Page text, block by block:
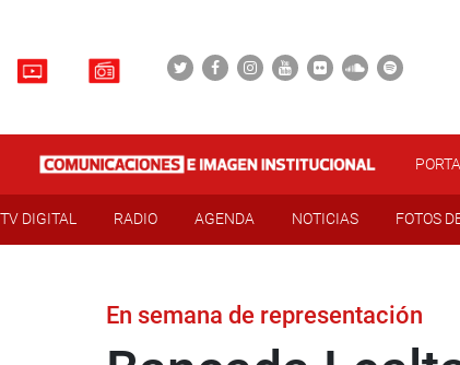
TV DIGITAL RADIO AGENDA NOTICIAS FOTOS
En semana de representación